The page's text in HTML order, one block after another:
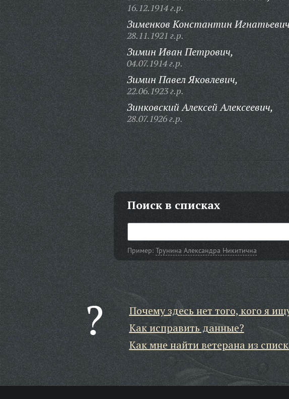
16.12.1914 г.р.
Зименков Константин
28.11.1921 г.р.
Зимин Иван Петрович,
04.07.1914 г.р.
Зимин Павел Яковлевич,
22.06.1923 г.р.
Зинковский Алексей Алексеевич,
28.07.1926 г.р.
Поиск в списках
Пример: Трунина Александра Никитична
Почему здесь нет того, кого я
Как исправить данные?
Как мне найти ветерана из